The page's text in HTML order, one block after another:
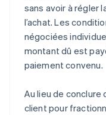
sans avoir à régler
l’achat. Les
négociées
montant dû est
paiement convenu.
Au lieu de conclure
client pour